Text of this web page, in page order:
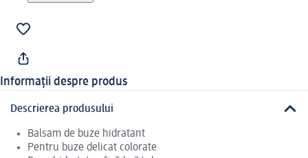
Informații despre produs
Descrierea produsului
Balsam de buze hidratant
Pentru buze delicat colorate